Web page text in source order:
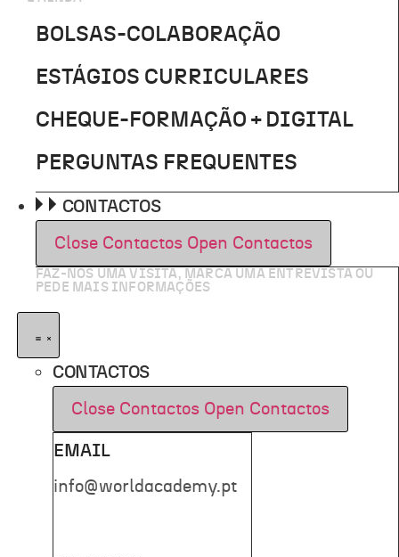
BOLSAS-COLABORAÇÃO
ESTÁGIOS CURRICULARES
CHEQUE-FORMAÇÃO + DIGITAL
PERGUNTAS FREQUENTES
CONTACTOS
Close Contactos Open Contactos
FAZ-NOS UMA VISITA, MARCA UMA ENTREVISTA OU
PEDE MAIS INFORMAÇÕES
CONTACTOS
Close Contactos Open Contactos
EMAIL
info@worldacademy.pt